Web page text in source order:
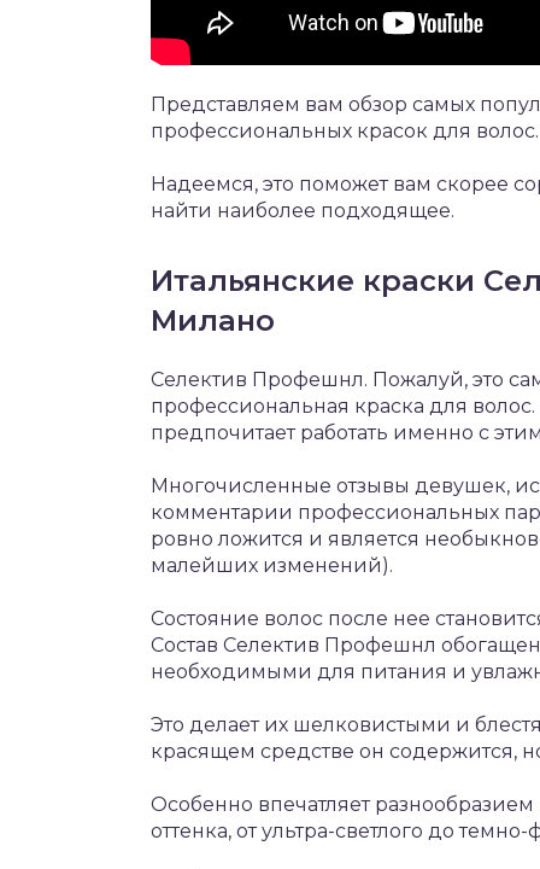
Представляем вам обзор самых
профессиональных красок для волос.
Надеемся, это поможет вам скорее
найти наиболее подходящее.
Итальянские краски
Милано
Селектив Профешнл. Пожалуй, это
профессиональная краска для
предпочитает работать именно с
Многочисленные отзывы девушек,
комментарии профессиональных
ровно ложится и является
малейших изменений).
Состояние волос после нее
Состав Селектив Профешнл
необходимыми для питания и
Это делает их шелковистыми и
красящем средстве он содержится,
Особенно впечатляет
оттенка, от ультра-светлого до